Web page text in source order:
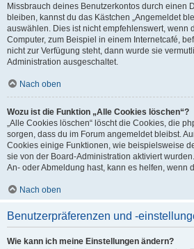
Missbrauch deines Benutzerkontos durch einen
bleiben, kannst du das Kästchen „Angemeldet
auswählen. Dies ist nicht empfehlenswert, wenn
Computer, zum Beispiel in einem Internetcafé,
nicht zur Verfügung steht, dann wurde sie
Administration ausgeschaltet.
Nach oben
Wozu ist die Funktion „Alle Cookies löschen“?
„Alle Cookies löschen“ löscht die Cookies, die
sorgen, dass du im Forum angemeldet bleibst.
Cookies einige Funktionen, wie beispielsweise
sie von der Board-Administration aktiviert
An- oder Abmeldung hast, kann es helfen, wenn
Nach oben
Benutzerpräferenzen und -
Wie kann ich meine Einstellungen ändern?